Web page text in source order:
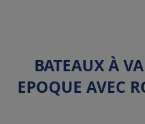
BATEAUX À
EPOQUE AVEC